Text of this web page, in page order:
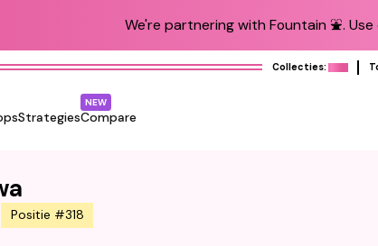
We're partnering with Fountain ⛲️.
Collecties:
StrategiesCompare
NEW
Positie #318